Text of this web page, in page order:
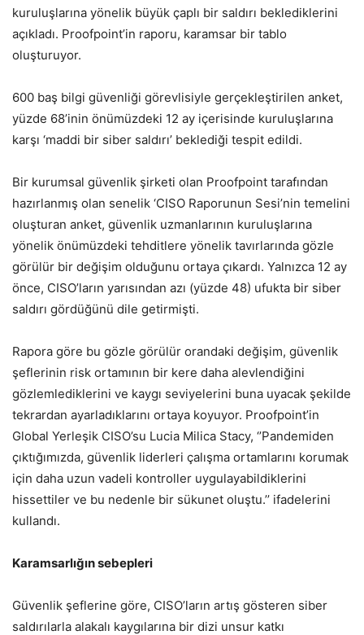
kuruluşlarına yönelik büyük çaplı bir saldırı beklediklerini
açıkladı. Proofpoint’in raporu, karamsar bir tablo
oluşturuyor.
600 baş bilgi güvenliği görevlisiyle gerçekleştirilen anket,
yüzde 68’inin önümüzdeki 12 ay içerisinde kuruluşlarına
karşı ‘maddi bir siber saldırı’ beklediği tespit edildi.
Bir kurumsal güvenlik şirketi olan Proofpoint tarafından
hazırlanmış olan senelik ‘CISO Raporunun Sesi’nin temelini
oluşturan anket, güvenlik uzmanlarının kuruluşlarına
yönelik önümüzdeki tehditlere yönelik tavırlarında gözle
görülür bir değişim olduğunu ortaya çıkardı. Yalnızca 12 ay
önce, CISO’ların yarısından azı (yüzde 48) ufukta bir siber
saldırı gördüğünü dile getirmişti.
Rapora göre bu gözle görülür orandaki değişim, güvenlik
şeflerinin risk ortamının bir kere daha alevlendiğini
gözlemlediklerini ve kaygı seviyelerini buna uyacak şekilde
tekrardan ayarladıklarını ortaya koyuyor. Proofpoint’in
Global Yerleşik CISO’su Lucia Milica Stacy, ‘’Pandemiden
çıktığımızda, güvenlik liderleri çalışma ortamlarını korumak
için daha uzun vadeli kontroller uygulayabildiklerini
hissettiler ve bu nedenle bir sükunet oluştu.’’ ifadelerini
kullandı.
Karamsarlığın sebepleri
Güvenlik şeflerine göre, CISO’ların artış gösteren siber
saldırılarla alakalı kaygılarına bir dizi unsur katkı